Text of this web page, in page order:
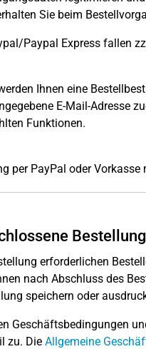
Sie beim
Paypal Express fallen
Ihnen eine
E-Mail-Adresse
Funktionen.
per PayPal oder Vorkasse
erforderlichen
nach Abschluss des
speichern oder
Geschäftsbedingungen
zu. Die Allgemeine